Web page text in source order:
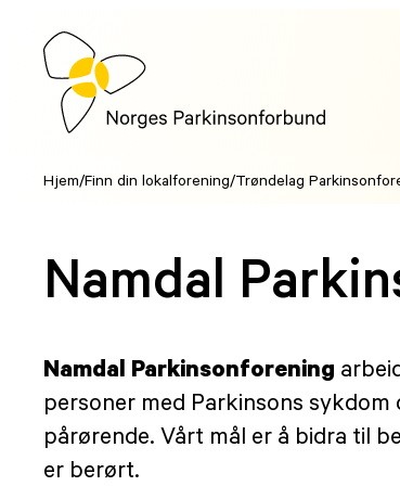
innhold
Hjem/Finn din lokalforening/Trøndelag
Namdal
Namdal Parkinsonforening
personer med Parkinsons
pårørende. Vårt mål er å bidra til
er berørt.